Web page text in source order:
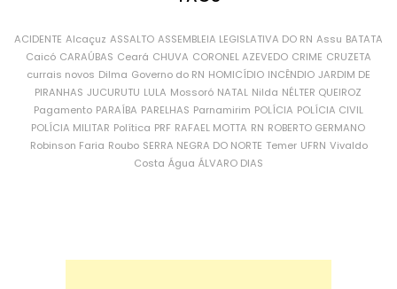
ACIDENTE Alcaçuz ASSALTO ASSEMBLEIA LEGISLATIVA DO RN Assu BATATA
Caicó CARAÚBAS Ceará CHUVA CORONEL AZEVEDO CRIME CRUZETA
currais novos Dilma Governo do RN HOMICÍDIO INCÊNDIO JARDIM DE
PIRANHAS JUCURUTU LULA Mossoró NATAL Nilda NÉLTER QUEIROZ
Pagamento PARAÍBA PARELHAS Parnamirim POLÍCIA POLÍCIA CIVIL
POLÍCIA MILITAR Política PRF RAFAEL MOTTA RN ROBERTO GERMANO
Robinson Faria Roubo SERRA NEGRA DO NORTE Temer UFRN Vivaldo
Costa Água ÁLVARO DIAS